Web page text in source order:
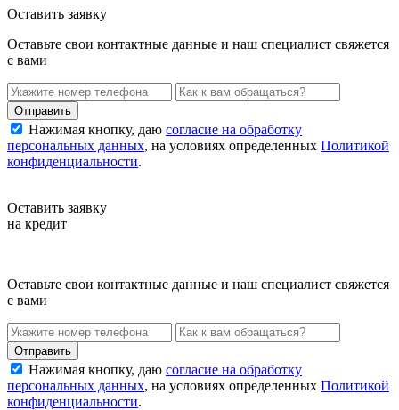
Оставить заявку
Оставьте свои контактные данные и наш специалист свяжется
с вами
Нажимая кнопку, даю согласие на обработку
персональных данных, на условиях определенных Политикой
конфиденциальности.
Оставить заявку
на кредит
Оставьте свои контактные данные и наш специалист свяжется
с вами
Нажимая кнопку, даю согласие на обработку
персональных данных, на условиях определенных Политикой
конфиденциальности.